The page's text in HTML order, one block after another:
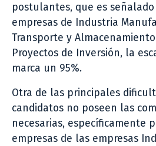
postulantes, que es
empresas de Industria
Transporte y
Proyectos de Inversión, la
marca un 95%.
Otra de las principales
candidatos no poseen las
necesarias, específicamente
empresas de las empresas